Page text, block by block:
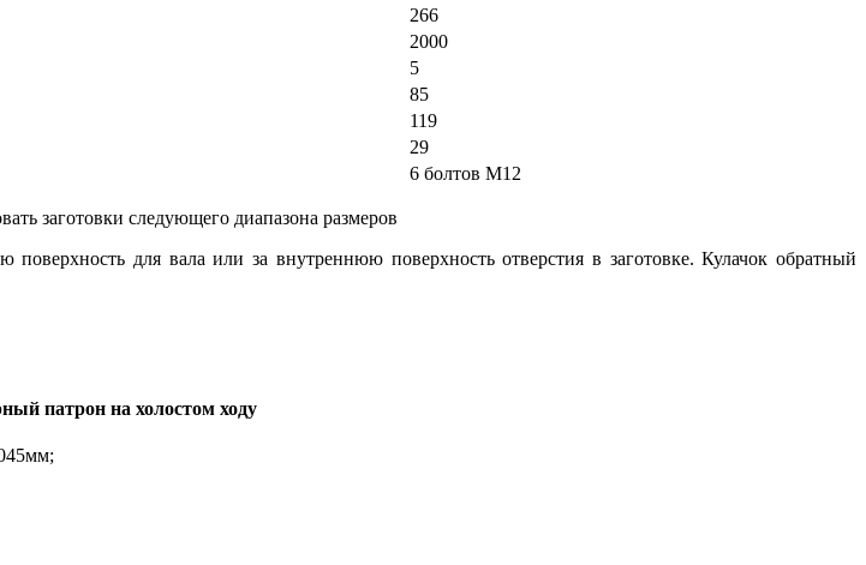
266
2000
5
85
119
29
6 болтов М12
заготовки следующего диапазона размеров
для вала или за внутреннюю поверхность отверстия в заготовке. Кулачок обратный
патрон на холостом ходу